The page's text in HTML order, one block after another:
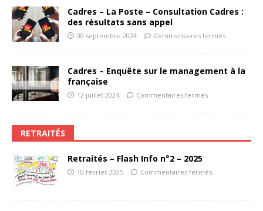
Cadres – La Poste – Consultation Cadres :
des résultats sans appel
30 septembre 2024 Commentaires fermés
Cadres – Enquête sur le management à la
française
12 juillet 2024 Commentaires fermés
RETRAITÉS
Retraités – Flash Info n°2 – 2025
10 février 2025 Commentaires fermés